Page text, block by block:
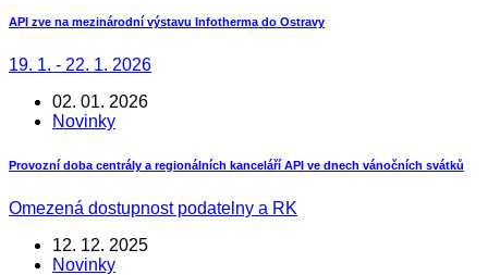
API zve na mezinárodní výstavu Infotherma do Ostravy
19. 1. - 22. 1. 2026
02. 01. 2026
Novinky
Provozní doba centrály a regionálních kanceláří API ve dnech vánočních svátků
Omezená dostupnost podatelny a RK
12. 12. 2025
Novinky